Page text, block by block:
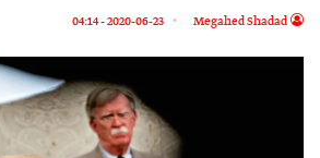
Megahed Shadad
2020-06-23 - 04:14